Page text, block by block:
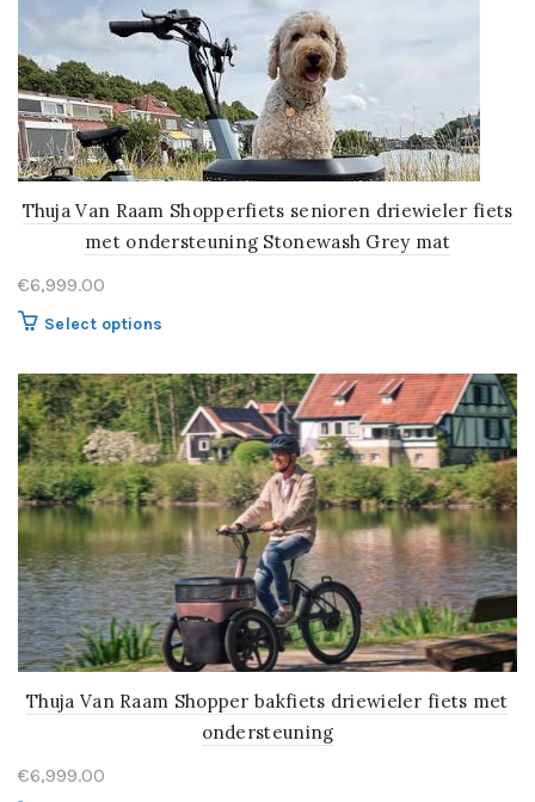
Thuja Van Raam Shopperfiets senioren driewieler fiets
met ondersteuning Stonewash Grey mat
€6,999.00
Select options
Thuja Van Raam Shopper bakfiets driewieler fiets met
ondersteuning
€6,999.00